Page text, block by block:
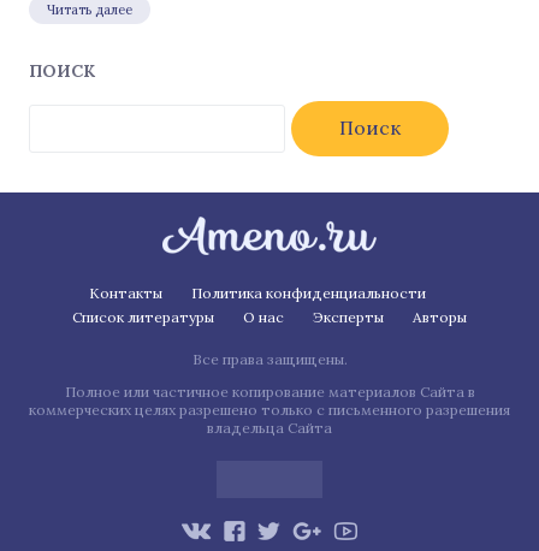
Читать далее
ПОИСК
Контакты
Политика конфиденциальности
Список литературы
О нас Эксперты Авторы
Все права защищены.
Полное или частичное копирование материалов Сайта в
коммерческих целях разрешено только с письменного разрешения
владельца Сайта